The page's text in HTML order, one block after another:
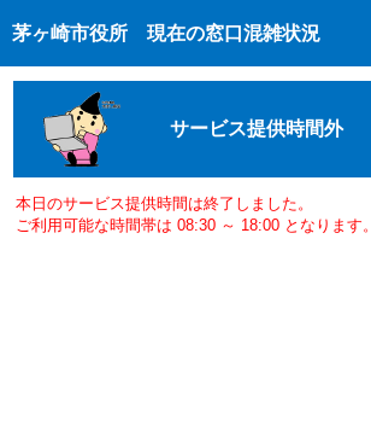
茅ヶ崎市役所 現在の窓口混雑状況
トップページへ
ご利用方法
現在の窓口混雑状況
混雑予想カレンダー
窓口受付状況
サービス提供時間外
本日のサービス提供時間は終了しました。
ご利用可能な時間帯は 08:30 ～ 18:00 となります。